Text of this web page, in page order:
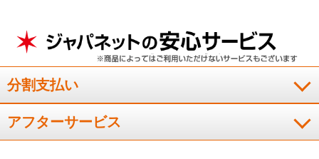
前回購入し、非常に使いやすくて欲しかったので２セット購入
しました。羽毛布団、洋服などの収納に便利です。収まりよく
分割支払い
アフターサービス